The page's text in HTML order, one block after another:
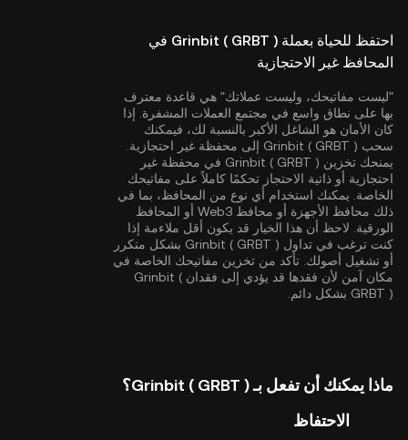
احتفظ للحياة بعملة Grinbit ( GRBT ) في
المحافظ غير الاحتجازية
"ليست مفاتيحك، وليست عملاتك" هي قاعدة معترف
بها على نطاق واسع في مجتمع العملات المشفرة. إذا
كان الأمان هو الشاغل الأكبر بالنسبة لك، فيمكنك
سحب Grinbit ( GRBT ) إلى محفظة غير احتجازية.
يمنحك تخزين Grinbit ( GRBT ) في محفظة غير
احتجازية أو ذاتية الاحتجاز تحكمًا كاملاً على مفاتيحك
الخاصة. يمكنك استخدام أي نوع من المحافظ، بما في
ذلك محافظ الأجهزة أو محافظ Web3 أو المحافظ
الورقية. لاحظ أن هذا الخيار قد يكون أقل ملاءمة إذا
كنت ترغب في تداول Grinbit ( GRBT ) بشكل متكرر
أو تشغيل أصولك. تأكد من تخزين مفاتيحك الخاصة في
مكان آمن لأن فقدها قد يؤدي إلى فقدان Grinbit (
GRBT ) بشكل دائم.
ماذا يمكنك أن تفعل بـ Grinbit ( GRBT )؟
الاحتفاظ